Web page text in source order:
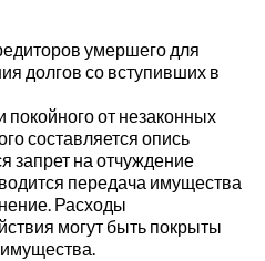
умершего для
долгов со вступивших в
покойного от незаконных
составляется опись
запрет на отчуждение
передача имущества
Расходы
могут быть покрыты
имущества.